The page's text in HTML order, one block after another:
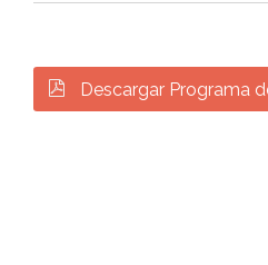
 Descargar Programa